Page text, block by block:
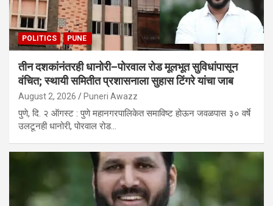
POLITICS PUNE
तीन दशकांनंतरही धानोरी–पोरवाल रोड मूलभूत सुविधांपासून
वंचित; स्थायी समितीत प्रशासनाला सुहास टिंगरे यांचा जाब
August 2, 2026 Puneri Awazz
पुणे, दि. २ ऑगस्ट : पुणे महानगरपालिकेत समाविष्ट होऊन जवळपास ३० वर्षे
उलटूनही धानोरी, पोरवाल रोड…